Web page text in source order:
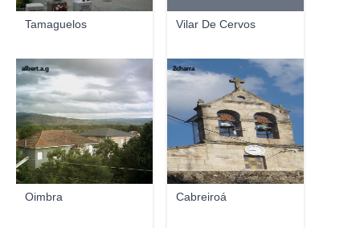
Tamaguelos Vilar De Cervos
Oimbra
albert.a.g
Cabreiroá
2charra